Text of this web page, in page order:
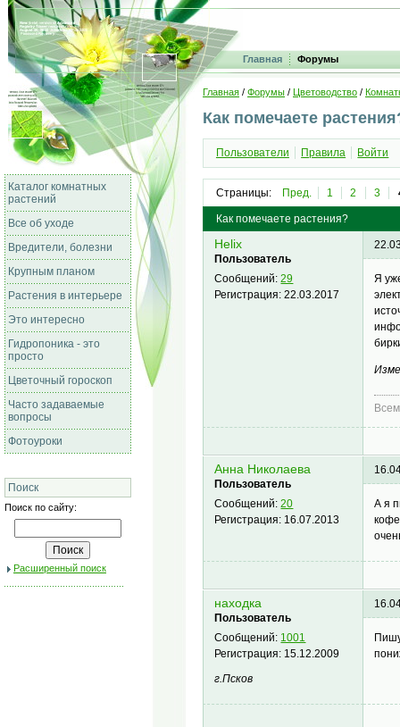
Главная Форумы
Каталог комнатных
растений
Все об уходе
Вредители, болезни
Крупным планом
Растения в интерьере
Это интересно
Гидропоника - это
просто
Цветочный гороскоп
Часто задаваемые
вопросы
Фотоуроки
Поиск
Поиск по сайту:
Расширенный поиск
Главная / Форумы / Цветоводство /
Как помечаете
Пользователи Правила Войти
Страницы: Пред. 1 2 3
Как помечаете растения?
Helix
Пользователь
Сообщений:29
Регистрация:22.03.2017
Я
Анна Николаева
Пользователь
Сообщений:20
Регистрация: 16.07.2013
А я
находка
Пользователь
Сообщений: 1001
Регистрация: 15.12.2009
г.Псков